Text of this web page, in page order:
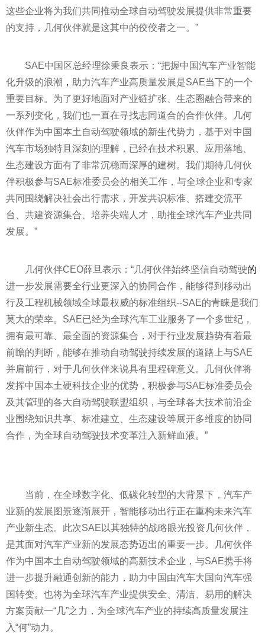
这些企业将为我们共同推动全球自动驾驶发展提供非常重要
的支持，几何伙伴就是这其中的佼佼者之一。”
SAE中国区总经理徐秉良表示：“把握中国汽车产业智能
化升级的浪潮 ， 助力汽车产业高质量发展是SAE当下的一个
重要目标。为了更好地面对产业链扩张、生态圈融合带来的
一系列变化，我们也一直在寻找志同道合的合作伙伴。几何
伙伴作为中国本土自动驾驶领域的新生代势力，基于对中国
汽车市场独特且深刻的理解，已经在技术积累、应用落地、
生态建设方面有了非常沉稳而深厚的建树。我们期待几何伙
伴积极参与SAE标准委员会的相关工作，与全球企业和专家
共同围绕解决社会出行需求，开发共识标准、搭建交流平
台、共建资源集合、培养尖端人才，助推全球汽车产业共同
发展。”
几何伙伴CEO薛旦表示：“几何伙伴始终坚信自动驾驶的
进一步发展需要全行业更深入的协同合作，能够得到移动出
行及工程机械领域全球最权威的标准组织--SAE的青睐是我们
莫大的荣幸。SAE已经为全球汽车工业服务了一个多世纪，
拥有最可靠、最全面的资源集合，对于行业发展趋势有着最
前瞻的判断，能够在推动自动驾驶持续发展的道路上与SAE
并肩前行，对于几何伙伴来说具有里程碑意义。几何伙伴将
发挥中国本土硬科技企业的优势，积极参与SAE标准委员会
及其管理的各大自动驾驶联盟组织，与全球各大技术前沿企
业围绕知识共享、标准建立、生态建设等展开多维度的协同
合作，为全球自动驾驶技术变革注入新鲜血液。”
当前，在全球数字化、低碳化转型的大背景下，汽车产
业新的发展图景逐渐展开，智能移动出行正在重构未来汽车
产业新生态。此次SAE以其独特的战略眼光投资 几何伙伴，
是其面对汽车产业新的发展态势迈出的重要一步。几何伙伴
作为中国本土自动驾驶领域的高新技术企业，与SAE携手将
进一步提升融通创新的能力，助力中国由汽车大国向汽车强
国转变。也将为全球汽车产业提供安全、清洁、易用的解决
方案贡献一“几”之力，为全球汽车产业的持续高质量发展注
入“何”动力。